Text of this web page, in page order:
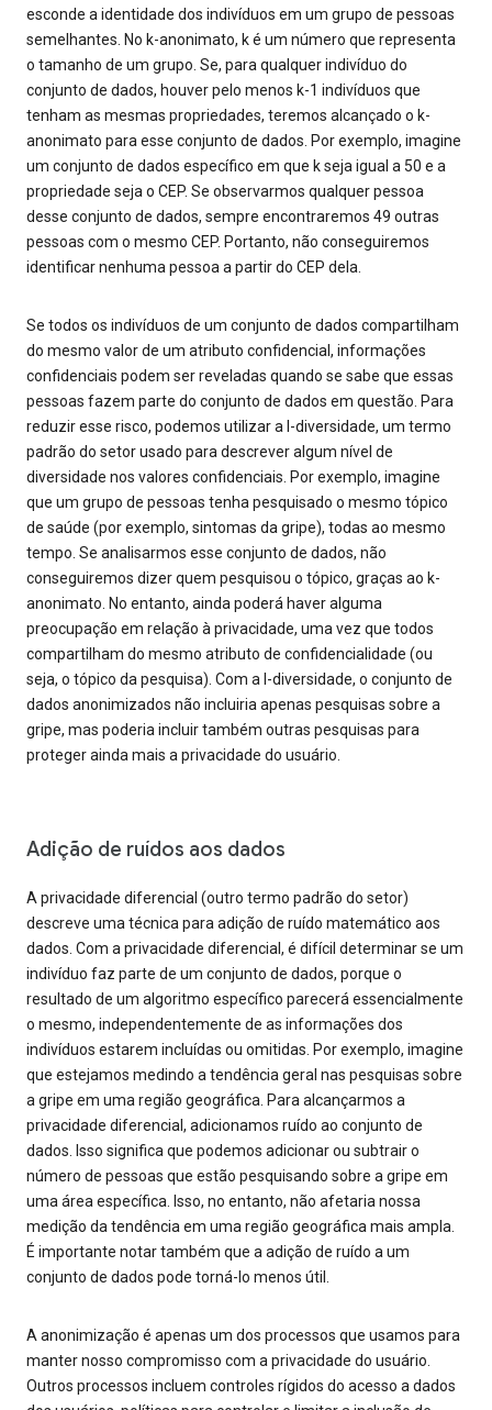
esconde a identidade dos indivíduos em um grupo de pessoas
semelhantes. No k-anonimato, k é um número que representa
o tamanho de um grupo. Se, para qualquer indivíduo do
conjunto de dados, houver pelo menos k-1 indivíduos que
tenham as mesmas propriedades, teremos alcançado o k-
anonimato para esse conjunto de dados. Por exemplo, imagine
um conjunto de dados específico em que k seja igual a 50 e a
propriedade seja o CEP. Se observarmos qualquer pessoa
desse conjunto de dados, sempre encontraremos 49 outras
pessoas com o mesmo CEP. Portanto, não conseguiremos
identificar nenhuma pessoa a partir do CEP dela.
Se todos os indivíduos de um conjunto de dados compartilham
do mesmo valor de um atributo confidencial, informações
confidenciais podem ser reveladas quando se sabe que essas
pessoas fazem parte do conjunto de dados em questão. Para
reduzir esse risco, podemos utilizar a l-diversidade, um termo
padrão do setor usado para descrever algum nível de
diversidade nos valores confidenciais. Por exemplo, imagine
que um grupo de pessoas tenha pesquisado o mesmo tópico
de saúde (por exemplo, sintomas da gripe), todas ao mesmo
tempo. Se analisarmos esse conjunto de dados, não
conseguiremos dizer quem pesquisou o tópico, graças ao k-
anonimato. No entanto, ainda poderá haver alguma
preocupação em relação à privacidade, uma vez que todos
compartilham do mesmo atributo de confidencialidade (ou
seja, o tópico da pesquisa). Com a l-diversidade, o conjunto de
dados anonimizados não incluiria apenas pesquisas sobre a
gripe, mas poderia incluir também outras pesquisas para
proteger ainda mais a privacidade do usuário.
Adição de ruídos aos dados
A privacidade diferencial (outro termo padrão do setor)
descreve uma técnica para adição de ruído matemático aos
dados. Com a privacidade diferencial, é difícil determinar se um
indivíduo faz parte de um conjunto de dados, porque o
resultado de um algoritmo específico parecerá essencialmente
o mesmo, independentemente de as informações dos
indivíduos estarem incluídas ou omitidas. Por exemplo, imagine
que estejamos medindo a tendência geral nas pesquisas sobre
a gripe em uma região geográfica. Para alcançarmos a
privacidade diferencial, adicionamos ruído ao conjunto de
dados. Isso significa que podemos adicionar ou subtrair o
número de pessoas que estão pesquisando sobre a gripe em
uma área específica. Isso, no entanto, não afetaria nossa
medição da tendência em uma região geográfica mais ampla.
É importante notar também que a adição de ruído a um
conjunto de dados pode torná-lo menos útil.
A anonimização é apenas um dos processos que usamos para
manter nosso compromisso com a privacidade do usuário.
Outros processos incluem controles rígidos do acesso a dados